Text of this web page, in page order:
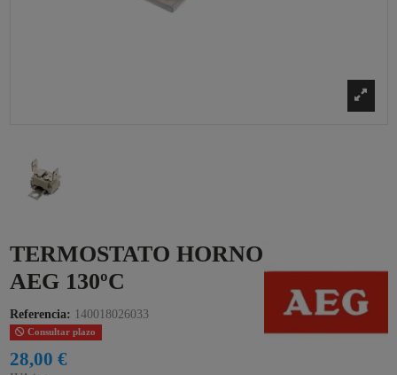
TERMOSTATO HORNO
AEG 130ºC
Referencia: 140018026033
Consultar plazo
28,00 €